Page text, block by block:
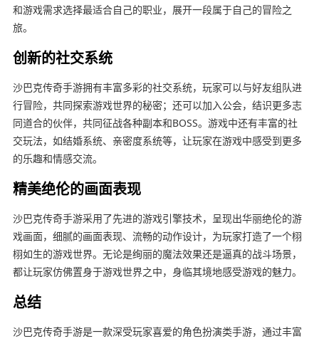
和游戏需求选择最适合自己的职业，展开一段属于自己的冒险之
旅。
创新的社交系统
沙巴克传奇手游拥有丰富多彩的社交系统，玩家可以与好友组队进
行冒险，共同探索游戏世界的秘密；还可以加入公会，结识更多志
同道合的伙伴，共同征战各种副本和BOSS。游戏中还有丰富的社
交玩法，如结婚系统、亲密度系统等，让玩家在游戏中感受到更多
的乐趣和情感交流。
精美绝伦的画面表现
沙巴克传奇手游采用了先进的游戏引擎技术，呈现出华丽绝伦的游
戏画面，细腻的画面表现、流畅的动作设计，为玩家打造了一个栩
栩如生的游戏世界。无论是绚丽的魔法效果还是逼真的战斗场景，
都让玩家仿佛置身于游戏世界之中，身临其境地感受游戏的魅力。
总结
沙巴克传奇手游是一款深受玩家喜爱的角色扮演类手游，通过丰富